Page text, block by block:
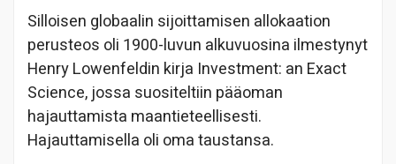
Silloisen globaalin sijoittamisen allokaation
perusteos oli 1900-luvun alkuvuosina ilmestynyt
Henry Lowenfeldin kirja Investment: an Exact
Science, jossa suositeltiin pääoman
hajauttamista maantieteellisesti.
Hajauttamisella oli oma taustansa.